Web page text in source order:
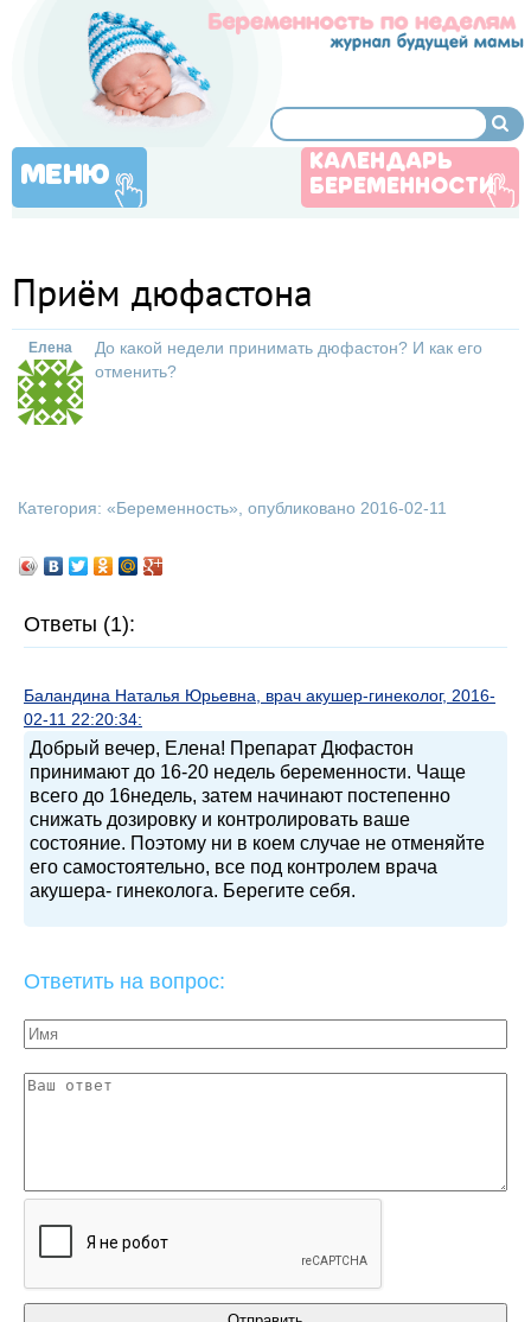
МЕНЮ
КАЛЕНДАРЬ
БЕРЕМЕННОСТИ
Приём дюфастона
Елена
До какой недели принимать дюфастон? И как его
отменить?
Категория: «Беременность», опубликовано 2016-02-11
Ответы (1):
Баландина Наталья Юрьевна, врач акушер-гинеколог, 2016-
02-11 22:20:34:
Добрый вечер, Елена! Препарат Дюфастон
принимают до 16-20 недель беременности. Чаще
всего до 16недель, затем начинают постепенно
снижать дозировку и контролировать ваше
состояние. Поэтому ни в коем случае не отменяйте
его самостоятельно, все под контролем врача
акушера- гинеколога. Берегите себя.
Ответить на вопрос: